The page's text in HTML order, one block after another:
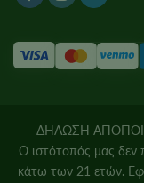
ΔΗΛΩΣΗ
Ο ιστότοπός μας δεν
κάτω των 21 ετών.